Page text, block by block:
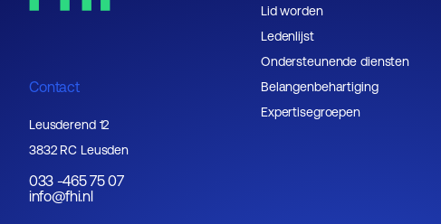
Contact
Leusderend 12
3832 RC Leusden
033 -465 75 07
info@fhi.nl
Lid worden
Ledenlijst
Ondersteunende diensten
Belangenbehartiging
Expertisegroepen